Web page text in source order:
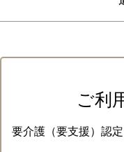
ご利
要介護（要支援）認定